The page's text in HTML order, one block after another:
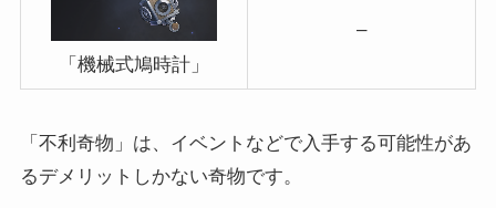
「機械式鳩時計」
–
「不利奇物」は、イベントなどで入手する可能性があ
るデメリットしかない奇物です。